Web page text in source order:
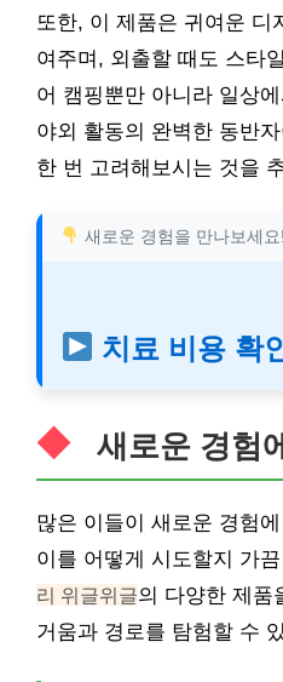
또한, 이 제품은 귀여운 디
여주며, 외출할 때도 스타
어 캠핑뿐만 아니라 일상
야외 활동의 완벽한 동반
한 번 고려해보시는 것을
새로운 경험을 만나보세요!
치료 비용 확
새로운 경험
많은 이들이 새로운 경험
이를 어떻게 시도할지 가
리 위글위글의 다양한 제품
거움과 경로를 탐험할 수